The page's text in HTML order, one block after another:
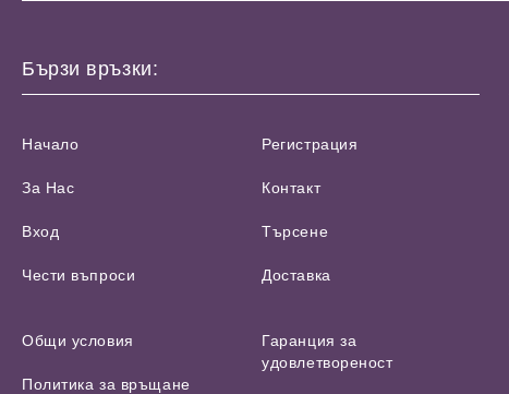
Бързи връзки:
Начало
За Нас
Вход
Чести въпроси
Регистрация
Контакт
Търсене
Доставка
Общи условия
Политика за връщане
Гаранция за
удовлетвореност